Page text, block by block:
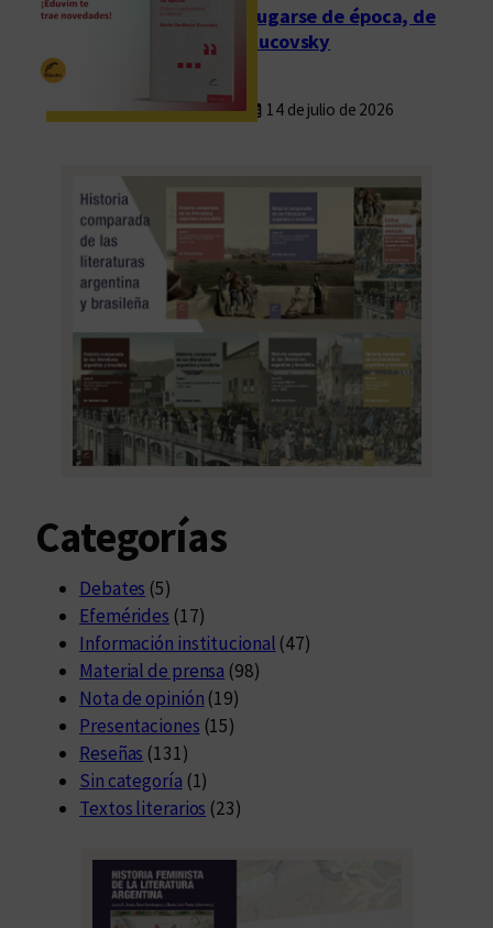
Fugarse de época, de
Rucovsky
14 de julio de 2026
Categorías
Debates (5)
Efemérides (17)
Información institucional (47)
Material de prensa (98)
Nota de opinión (19)
Presentaciones (15)
Reseñas (131)
Sin categoría (1)
Textos literarios (23)